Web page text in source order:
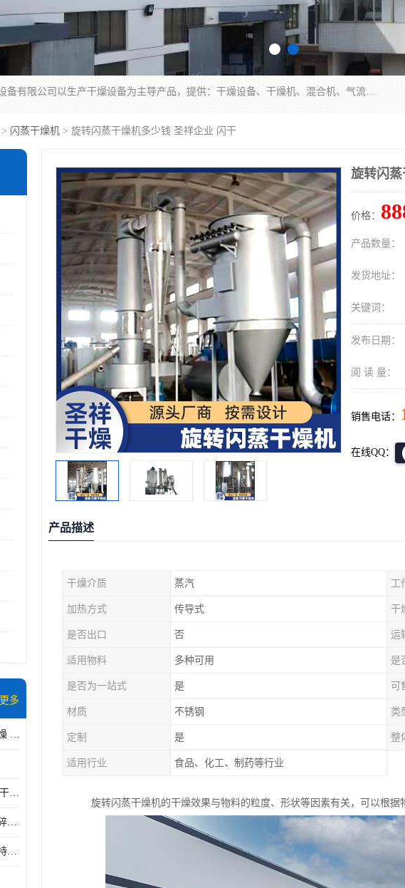
常州市圣祥干燥设备有限公司以生产干燥设备为主导产品，提供：干燥设备、干燥机、混合机、气流干燥机、烘箱、热风循环烘箱、沸腾干燥机、烘干机、喷雾干燥机等产品的生产、制造与销售服务。
> 闪蒸干燥机 > 旋转闪蒸干燥机多少钱 圣祥企业 闪干
更多
单滚筒刮板干燥机 圣祥干燥 单辊
zlg系列振动流化床干燥机 干燥速率 粉体干燥
中药微粉碎机厂家 可调粉碎粒度
带式干燥机污泥干燥机 支持定制 价格优惠
旋转闪
价格：
产品数量：
发货地址：
关键词：
发布日期：
阅 读 量：
销售电话：
在线QQ：
产品描述
干燥介质 蒸汽 工
加热方式 传导式 干
是否出口 否 运
适用物料 多种可用 是
是否为一站式 是 可
材质 不锈钢 类
定制 是 整
适用行业 食品、化工、制药等行业
旋转闪蒸干燥机的干燥效果与物料的粒度、形状等因素有关，可以根据